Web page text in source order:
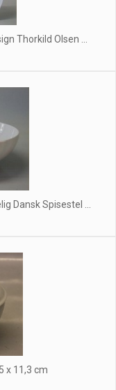
Thorkild Olsen ...
Dansk Spisestel ...
x 11,3 cm